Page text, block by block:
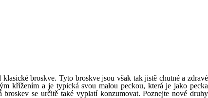
broskve. Tyto broskve jsou však tak jistě chutné a zdravé
křížením a je typická svou malou peckou, která je jako pecka
se určitě také vyplatí konzumovat. Poznejte nové druhy